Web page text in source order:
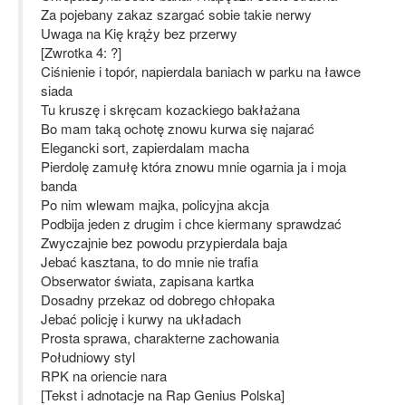
Za pojebany zakaz szargać sobie takie nerwy
Uwaga na Kię krąży bez przerwy
[Zwrotka 4: ?]
Ciśnienie i topór, napierdala baniach w parku na ławce
siada
Tu kruszę i skręcam kozackiego bakłażana
Bo mam taką ochotę znowu kurwa się najarać
Elegancki sort, zapierdalam macha
Pierdolę zamułę która znowu mnie ogarnia ja i moja
banda
Po nim wlewam majka, policyjna akcja
Podbija jeden z drugim i chce kiermany sprawdzać
Zwyczajnie bez powodu przypierdala baja
Jebać kasztana, to do mnie nie trafia
Obserwator świata, zapisana kartka
Dosadny przekaz od dobrego chłopaka
Jebać policję i kurwy na układach
Prosta sprawa, charakterne zachowania
Południowy styl
RPK na oriencie nara
[Tekst i adnotacje na Rap Genius Polska]